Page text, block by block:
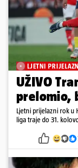
LJETNI
UŽIVO
prelomio,
Ljetni prijelazni rok u
liga traje do 31.